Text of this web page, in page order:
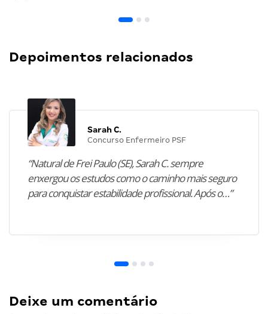
Depoimentos relacionados
Sarah C.
Concurso Enfermeiro PSF
“Natural de Frei Paulo (SE), Sarah C. sempre
enxergou os estudos como o caminho mais seguro
para conquistar estabilidade profissional. Após o…”
Deixe um comentário